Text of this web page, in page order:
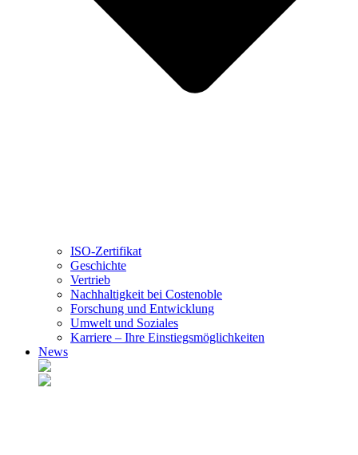
ISO-Zertifikat
Geschichte
Vertrieb
Nachhaltigkeit bei Costenoble
Forschung und Entwicklung
Umwelt und Soziales
Karriere – Ihre Einstiegsmöglichkeiten
News